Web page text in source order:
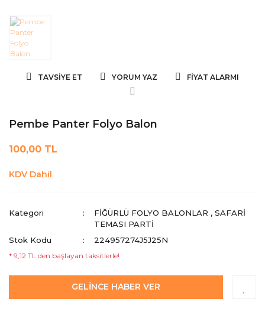
TAVSIYE ET YORUM YAZ FIYAT ALARMI
Pembe Panter Folyo Balon
100,00 TL
KDV Dahil
Kategori FIĞÜRLÜ FOLYO BALONLAR ,SAFARI
TEMASI PARTI
Stok Kodu
224957274J5J25N
* 9,12 TL den başlayan taksitlerle!
GELİNCE HABER VER